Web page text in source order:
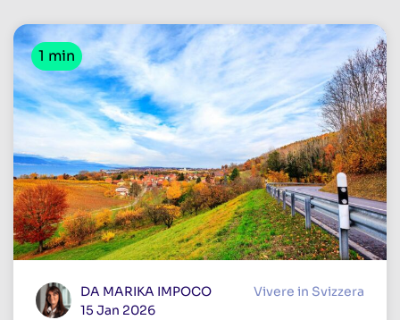
1 min
DA MARIKA IMPOCO
15 Jan 2026
Vivere in Svizzera